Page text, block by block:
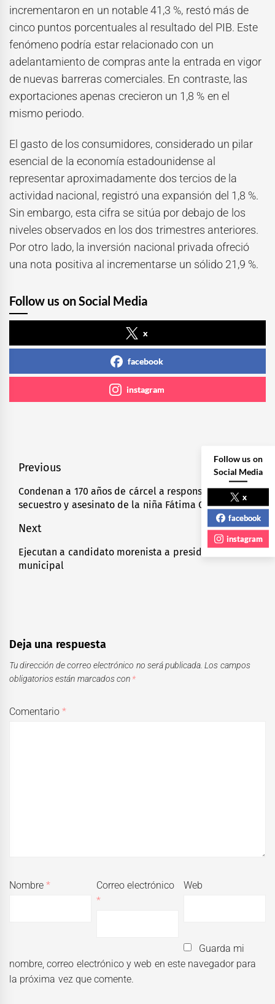
incrementaron en un notable 41,3 %, restó más de
cinco puntos porcentuales al resultado del PIB. Este
fenómeno podría estar relacionado con un
adelantamiento de compras ante la entrada en vigor
de nuevas barreras comerciales. En contraste, las
exportaciones apenas crecieron un 1,8 % en el
mismo periodo.
El gasto de los consumidores, considerado un pilar
esencial de la economía estadounidense al
representar aproximadamente dos tercios de la
actividad nacional, registró una expansión del 1,8 %.
Sin embargo, esta cifra se sitúa por debajo de los
niveles observados en los dos trimestres anteriores.
Por otro lado, la inversión nacional privada ofreció
una nota positiva al incrementarse un sólido 21,9 %.
Follow us on Social Media
x
facebook
instagram
Navegación
de
entradas
Previous
Previous
post:
Condenan a 170 años de cárcel a responsables del
secuestro y asesinato de la niña Fátima Cecilia
Next
Next
post:
Ejecutan a candidato morenista a presidencia
municipal
Deja una respuesta
Tu dirección de correo electrónico no será publicada. Los campos
obligatorios están marcados con *
Comentario*
Nombre*
Correo electrónico
*
Web
Guarda mi
nombre, correo electrónico y web en este navegador para
la próxima vez que comente.
Follow us on
Social Media
x
facebook
instagram